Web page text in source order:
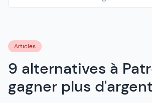
Articles
9 alternatives à
gagner plus